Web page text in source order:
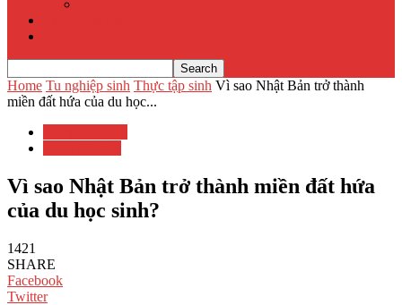
Home Tu nghiệp sinh Thực tập sinh Vì sao Nhật Bản trở thành
miền đất hứa của du học...
Vì sao Nhật Bản trở thành miền đất hứa
của du học sinh?
1421
SHARE
Facebook
Twitter